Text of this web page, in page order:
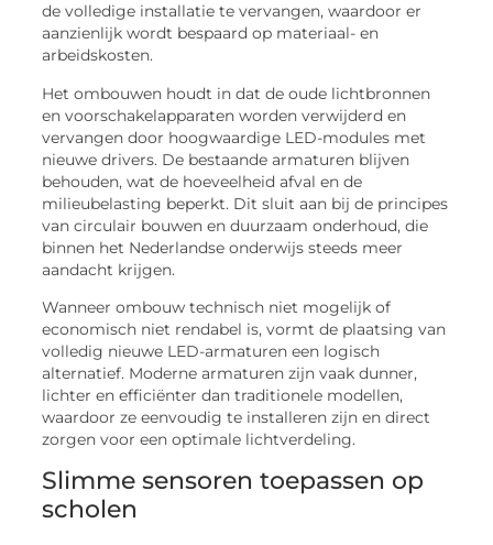
de volledige installatie te vervangen, waardoor er
aanzienlijk wordt bespaard op materiaal- en
arbeidskosten.
Het ombouwen houdt in dat de oude lichtbronnen
en voorschakelapparaten worden verwijderd en
vervangen door hoogwaardige LED-modules met
nieuwe drivers. De bestaande armaturen blijven
behouden, wat de hoeveelheid afval en de
milieubelasting beperkt. Dit sluit aan bij de principes
van circulair bouwen en duurzaam onderhoud, die
binnen het Nederlandse onderwijs steeds meer
aandacht krijgen.
Wanneer ombouw technisch niet mogelijk of
economisch niet rendabel is, vormt de plaatsing van
volledig nieuwe LED-armaturen een logisch
alternatief. Moderne armaturen zijn vaak dunner,
lichter en efficiënter dan traditionele modellen,
waardoor ze eenvoudig te installeren zijn en direct
zorgen voor een optimale lichtverdeling.
Slimme sensoren toepassen op
scholen